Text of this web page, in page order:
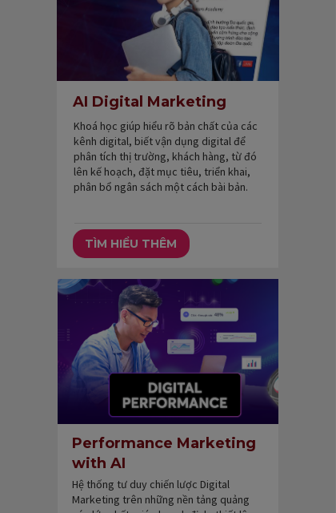
Khoá học giúp hiểu rõ bản chất của các
kênh digital, biết vận dụng digital để
phân tích thị trường, khách hàng, từ đó
lên kế hoạch, đặt mục tiêu, triển khai,
phân bổ ngân sách một cách bài bản.
AI Digital Marketing
TÌM HIỂU THÊM
Hệ thống tư duy chiến lược Digital
Marketing trên những nền tảng quảng
Performance Marketing
with AI